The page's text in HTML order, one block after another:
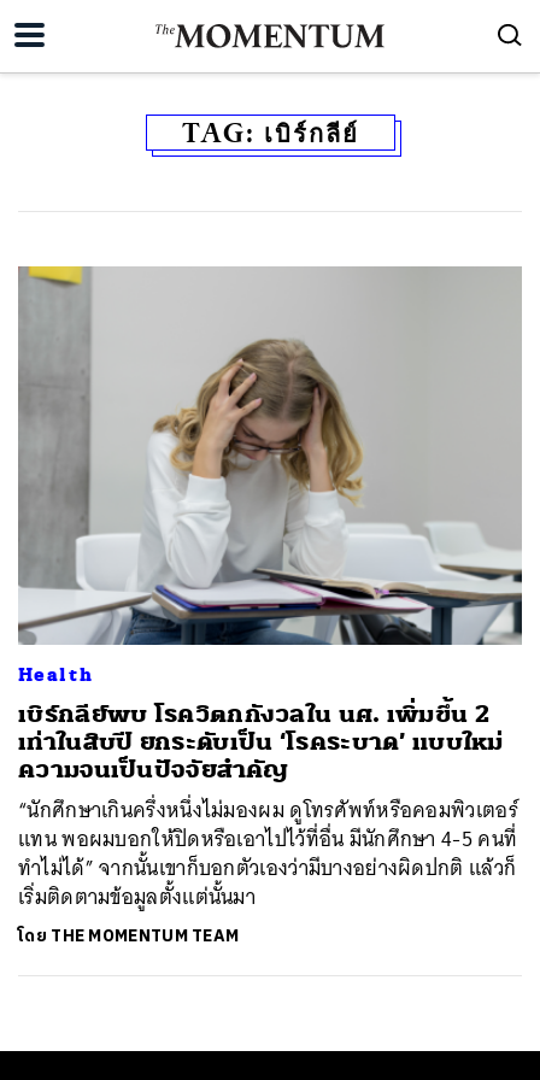
TAG: เบิร์กลีย์
Health
เบิร์กลีย์พบ โรควิตกกังวลใน นศ. เพิ่มขึ้น 2
เท่าในสิบปี ยกระดับเป็น ‘โรคระบาด’ แบบใหม่
ความจนเป็นปัจจัยสำคัญ
“นักศึกษาเกินครึ่งหนึ่งไม่มองผม ดูโทรศัพท์หรือคอมพิวเตอร์
แทน พอผมบอกให้ปิดหรือเอาไปไว้ที่อื่น มีนักศึกษา 4-5 คนที่
ทำไม่ได้” จากนั้นเขาก็บอกตัวเองว่ามีบางอย่างผิดปกติ แล้วก็
เริ่มติดตามข้อมูลตั้งแต่นั้นมา
โดย THE MOMENTUM TEAM
SHARE TWEET LINE EMAIL